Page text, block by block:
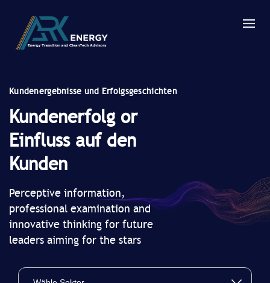
Kundenergebnisse und Erfolgsgeschichten
Kundenerfolg or
Einfluss auf den
Kunden
Perceptive information,
professional examination and
innovative thinking for future
leaders aiming for the stars